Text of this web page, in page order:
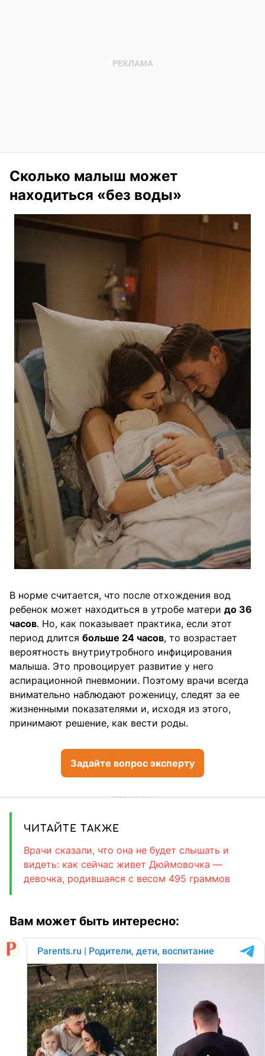
Сколько малыш может
находиться «без воды»
В норме считается, что после отхождения вод
ребенок может находиться в утробе матери до 36
часов. Но, как показывает практика, если этот
период длится больше 24 часов, то возрастает
вероятность внутриутробного инфицирования
малыша. Это провоцирует развитие у него
аспирационной пневмонии. Поэтому врачи всегда
внимательно наблюдают роженицу, следят за ее
жизненными показателями и, исходя из этого,
принимают решение, как вести роды.
Задайте вопрос эксперту
ЧИТАЙТЕ ТАКЖЕ
Врачи сказали, что она не будет слышать и
видеть: как сейчас живет Дюймовочка —
девочка, родившаяся с весом 495 граммов
Вам может быть интересно: